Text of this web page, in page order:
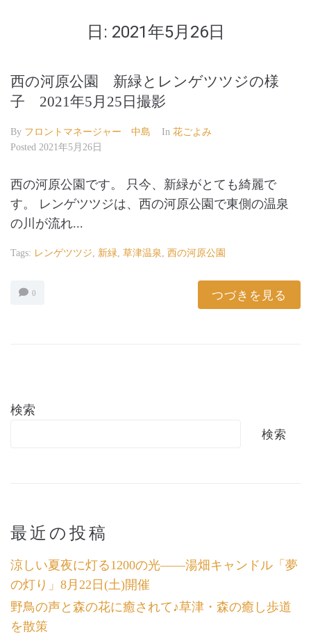
日: 2021年5月26日
西の河原公園 新緑とレンゲツツジの様
子 2021年5月25日撮影
By フロントマネージャー 中島 In 花ごよみ
Posted 2021年5月26日
西の河原公園です。 只今、新緑がとても綺麗で
す。 レンゲツツジは、西の河原公園で東側の温泉
の川が流れ...
Tags: レンゲツツジ, 新緑, 草津温泉, 西の河原公園
0 つづきを見る
検索
検索
最近の投稿
涼しい夏夜に灯る1200の光――湯畑キャンドル「夢
の灯り」8月22日(土)開催
野鳥の声と森の花に癒されて♪草津・森の癒し歩道
を散策